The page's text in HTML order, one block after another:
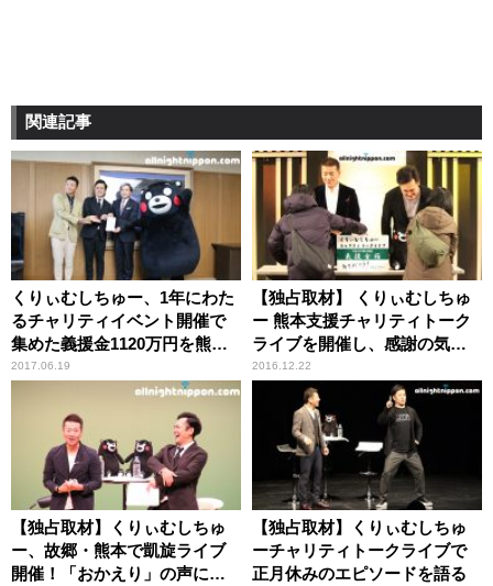
関連記事
くりぃむしちゅー、1年にわた
るチャリティイベント開催で
集めた義援金1120万円を熊本
県知事に届ける
2017.06.19
【独占取材】 くりぃむしちゅ
ー 熊本支援チャリティトーク
ライブを開催し、感謝の気持
ちを伝える
2016.12.22
【独占取材】くりぃむしちゅ
ー、故郷・熊本で凱旋ライブ
開催！「おかえり」の声に感
【独占取材】くりぃむしちゅ
ーチャリティトークライブで
正月休みのエピソードを語る